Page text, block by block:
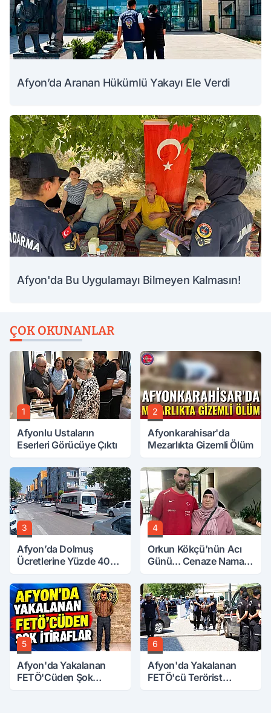
Afyon’da Aranan Hükümlü Yakayı Ele Verdi
Afyon'da Bu Uygulamayı Bilmeyen Kalmasın!
ÇOK OKUNANLAR
1
Afyonlu Ustaların
Eserleri Görücüye Çıktı
2
Afyonkarahisar'da
Mezarlıkta Gizemli Ölüm
3
Afyon’da Dolmuş
Ücretlerine Yüzde 40
4
Orkun Kökçü'nün Acı
Günü... Cenaze Namazı
5
Afyon'da Yakalanan
FETÖ'Cüden Şok
6
Afyon'da Yakalanan
FETÖ'cü Terörist